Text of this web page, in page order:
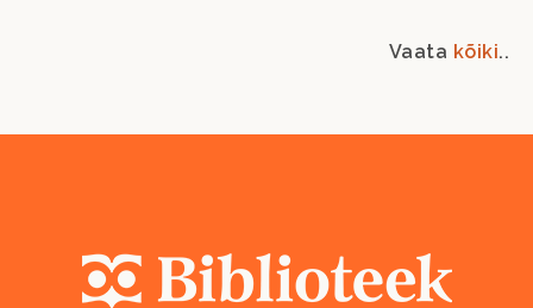
Vaata kõiki..